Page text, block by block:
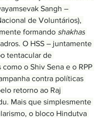
Sangh –
de Voluntários),
formando shakhas
O HSS – juntamente
tentacular de
o Shiv Sena e o RPP
contra políticas
retorno ao Raj
Mais que simplesmente
o bloco Hindutva